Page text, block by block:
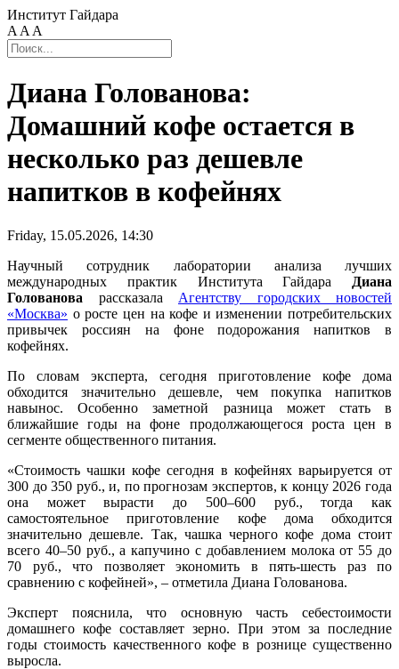
Институт Гайдара
A A A
Диана Голованова:
Домашний кофе остается в
несколько раз дешевле
напитков в кофейнях
Friday, 15.05.2026, 14:30
Научный сотрудник лаборатории анализа лучших
международных практик Института Гайдара
Диана
Голованова рассказала Агентству городских новостей
«Москва» о росте цен на кофе и изменении потребительских
привычек россиян на фоне подорожания напитков в
кофейнях.
По словам эксперта, сегодня приготовление кофе дома
обходится значительно дешевле, чем покупка напитков
навынос. Особенно заметной разница может стать в
ближайшие годы на фоне продолжающегося роста цен в
сегменте общественного питания.
«Стоимость чашки кофе сегодня в кофейнях варьируется от
300 до 350 руб., и, по прогнозам экспертов, к концу 2026 года
она может вырасти до 500–600 руб., тогда как
самостоятельное приготовление кофе дома обходится
значительно дешевле. Так, чашка черного кофе дома стоит
всего 40–50 руб., а капучино с добавлением молока от 55 до
70 руб., что позволяет экономить в пять-шесть раз по
сравнению с кофейней», – отметила Диана Голованова.
Эксперт пояснила, что основную часть себестоимости
домашнего кофе составляет зерно. При этом за последние
годы стоимость качественного кофе в рознице существенно
выросла.